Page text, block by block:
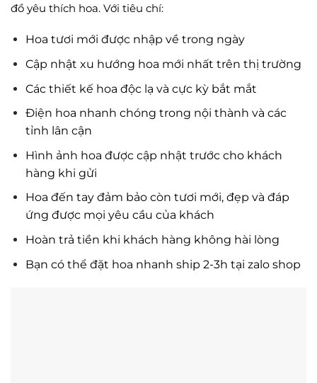
đồ yêu thích hoa. Với tiêu chí:
Hoa tươi mới được nhập về trong ngày
Cập nhật xu hướng hoa mới nhất trên thị trường
Các thiết kế hoa độc lạ và cực kỳ bắt mắt
Điện hoa nhanh chóng trong nội thành và các
tỉnh lân cận
Hình ảnh hoa được cập nhật trước cho khách
hàng khi gửi
Hoa đến tay đảm bảo còn tươi mới, đẹp và đáp
ứng được mọi yêu cầu của khách
Hoàn trả tiền khi khách hàng không hài lòng
Bạn có thể đặt hoa nhanh ship 2-3h tại zalo shop